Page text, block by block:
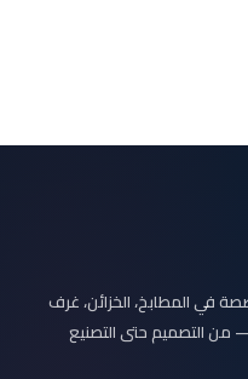
في المطابخ، الخزائن، غرف
من التصميم حتى التصنيع